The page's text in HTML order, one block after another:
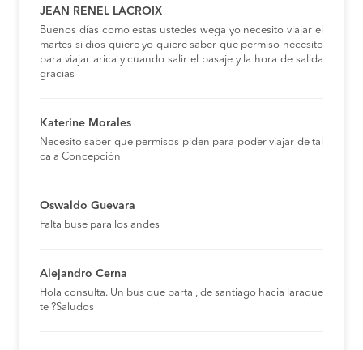
JEAN RENEL LACROIX
Buenos días como estas ustedes wega yo necesito viajar el
martes si dios quiere yo quiere saber que permiso necesito
para viajar arica y cuando salir el pasaje y la hora de salida
gracias
Katerine Morales
Necesito saber que permisos piden para poder viajar de tal
ca a Concepción
Oswaldo Guevara
Falta buse para los andes
Alejandro Cerna
Hola consulta. Un bus que parta , de santiago hacia laraque
te ?Saludos